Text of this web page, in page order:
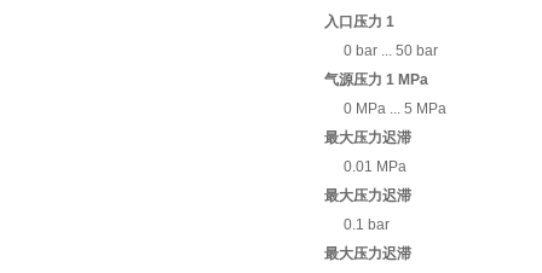
入口压力 1
0 bar ... 50 bar
气源压力 1 MPa
0 MPa ... 5 MPa
最大压力迟滞
0.01 MPa
最大压力迟滞
0.1 bar
最大压力迟滞